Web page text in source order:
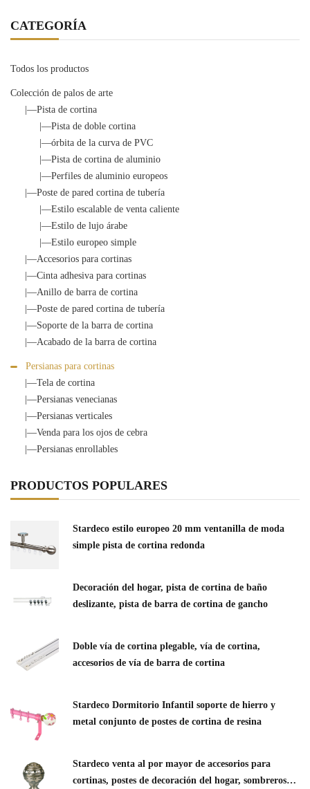
CATEGORÍA
Todos los productos
Colección de palos de arte
|—Pista de cortina
|—Pista de doble cortina
|—órbita de la curva de PVC
|—Pista de cortina de aluminio
|—Perfiles de aluminio europeos
|—Poste de pared cortina de tubería
|—Estilo escalable de venta caliente
|—Estilo de lujo árabe
|—Estilo europeo simple
|—Accesorios para cortinas
|—Cinta adhesiva para cortinas
|—Anillo de barra de cortina
|—Poste de pared cortina de tubería
|—Soporte de la barra de cortina
|—Acabado de la barra de cortina
Persianas para cortinas
|—Tela de cortina
|—Persianas venecianas
|—Persianas verticales
|—Venda para los ojos de cebra
|—Persianas enrollables
PRODUCTOS POPULARES
Stardeco estilo europeo 20 mm ventanilla de moda
simple pista de cortina redonda
Decoración del hogar, pista de cortina de baño
deslizante, pista de barra de cortina de gancho
Doble vía de cortina plegable, vía de cortina,
accesorios de vía de barra de cortina
Stardeco Dormitorio Infantil soporte de hierro y
metal conjunto de postes de cortina de resina
Stardeco venta al por mayor de accesorios para
cortinas, postes de decoración del hogar, sombreros de